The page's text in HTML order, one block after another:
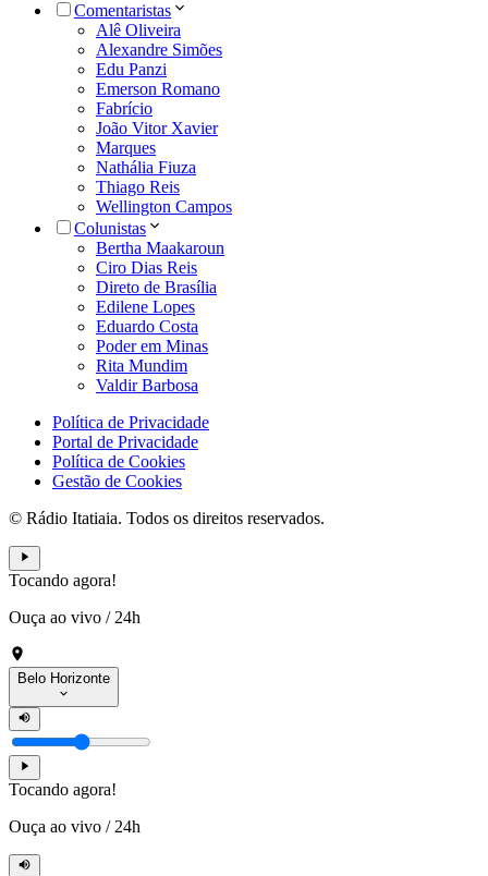
Comentaristas
Alê Oliveira
Alexandre Simões
Edu Panzi
Emerson Romano
Fabrício
João Vitor Xavier
Marques
Nathália Fiuza
Thiago Reis
Wellington Campos
Colunistas
Bertha Maakaroun
Ciro Dias Reis
Direto de Brasília
Edilene Lopes
Eduardo Costa
Poder em Minas
Rita Mundim
Valdir Barbosa
Política de Privacidade
Portal de Privacidade
Política de Cookies
Gestão de Cookies
© Rádio Itatiaia. Todos os direitos reservados.
Tocando agora!
Ouça ao vivo / 24h
Belo Horizonte
Tocando agora!
Ouça ao vivo / 24h